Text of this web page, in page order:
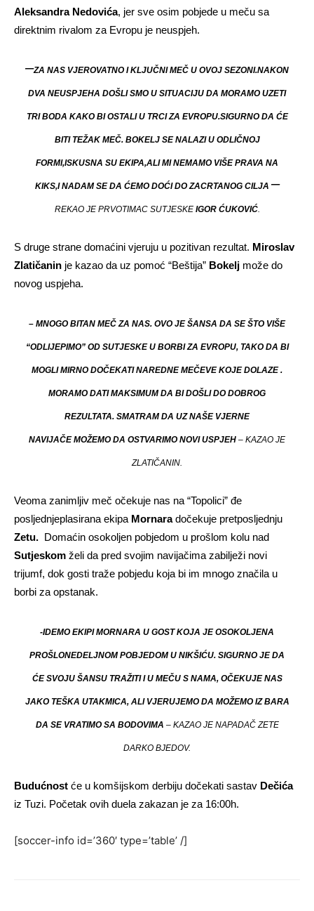
Aleksandra Nedovića, jer sve osim pobjede u meču sa
direktnim rivalom za Evropu je neuspjeh.
–ZA NAS VJEROVATNO I KLJUČNI MEČ U OVOJ SEZONI.NAKON
DVA NEUSPJEHA DOŠLI SMO U SITUACIJU DA MORAMO UZETI
TRI BODA KAKO BI OSTALI U TRCI ZA EVROPU.SIGURNO DA ĆE
BITI TEŽAK MEČ. BOKELJ SE NALAZI U ODLIČNOJ
FORMI,ISKUSNA SU EKIPA,ALI MI NEMAMO VIŠE PRAVA NA
KIKS,I NADAM SE DA ĆEMO DOĆI DO ZACRTANOG CILJA –
REKAO JE PRVOTIMAC SUTJESKEIGOR ĆUKOVIĆ.
S druge strane domaćini vjeruju u pozitivan rezultat. Miroslav
Zlatičanin je kazao da uz pomoć “Beštija” Bokelj može do
novog uspjeha.
– MNOGO BITAN MEČ ZA NAS. OVO JE ŠANSA DA SE ŠTO VIŠE
“ODLIJEPIMO” OD SUTJESKE U BORBI ZA EVROPU, TAKO DA BI
MOGLI MIRNO DOČEKATI NAREDNE MEČEVE KOJE DOLAZE .
MORAMO DATI MAKSIMUM DA BI DOŠLI DO DOBROG
REZULTATA. SMATRAM DA UZ NAŠE VJERNE
NAVIJAČE MOŽEMO DA OSTVARIMO NOVI USPJEH – KAZAO JE
ZLATIČANIN.
Veoma zanimljiv meč očekuje nas na “Topolici” đe
posljednjeplasirana ekipa Mornaradočekuje pretposljednju
Zetu. Domaćin osokoljen pobjedom u prošlom kolu nad
Sutjeskom želi da pred svojim navijačima zabilježi novi
trijumf, dok gosti traže pobjedu koja bi im mnogo značila u
borbi za opstanak.
-IDEMO EKIPI MORNARA U GOST KOJA JE OSOKOLJENA
PROŠLONEDELJNOM POBJEDOM U NIKŠIĆU. SIGURNO JE DA
ĆE SVOJU ŠANSU TRAŽITI I U MEČU S NAMA, OČEKUJE NAS
JAKO TEŠKA UTAKMICA, ALI VJERUJEMO DA MOŽEMO IZ BARA
DA SE VRATIMO SA BODOVIMA – KAZAO JE NAPADAČ ZETE
DARKO BJEDOV.
Budućnost će u komšijskom derbiju dočekati sastav Dečića
iz Tuzi. Početak ovih duela zakazan je za 16:00h.
[soccer-info id=’360′ type=’table’ /]